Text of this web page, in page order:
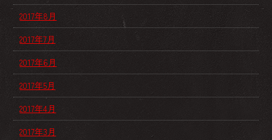
2017年8月
2017年7月
2017年6月
2017年5月
2017年4月
2017年3月